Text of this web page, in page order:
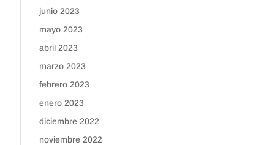
junio 2023
mayo 2023
abril 2023
marzo 2023
febrero 2023
enero 2023
diciembre 2022
noviembre 2022